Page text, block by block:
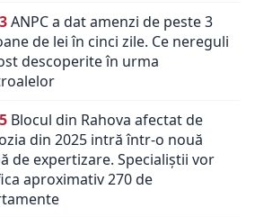
ANPC a dat amenzi de peste 3
de lei în cinci zile. Ce nereguli
descoperite în urma
Blocul din Rahova afectat de
din 2025 intră într-o nouă
de expertizare. Specialiștii vor
aproximativ 270 de